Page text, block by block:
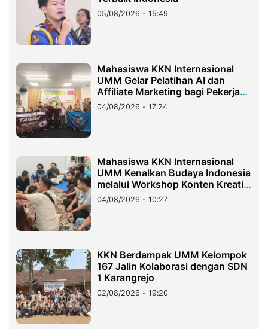
05/08/2026 - 15:49
Mahasiswa KKN Internasional
UMM Gelar Pelatihan AI dan
Affiliate Marketing bagi Pekerja
Migran Indonesia di Taiwan
04/08/2026 - 17:24
Mahasiswa KKN Internasional
UMM Kenalkan Budaya Indonesia
melalui Workshop Konten Kreatif
di Taiwan
04/08/2026 - 10:27
KKN Berdampak UMM Kelompok
167 Jalin Kolaborasi dengan SDN
1 Karangrejo
02/08/2026 - 19:20